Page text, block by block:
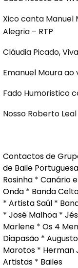
Xico canta Manuel
Alegria – RTP
Cláudia Picado,
Emanuel Moura
Fado Humoristico
Nosso Roberto
Contactos de
de Baile
Rosinha * Canário
Onda * Banda
* Artista Saúl *
* José Malhoa *
Marlene * Os 4
Diapasão *
Marotos * Herman
Artistas * Bailes